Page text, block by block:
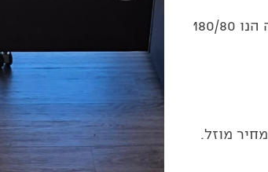
המחיר מתייחס למידה של עד 200/160 כאשר משטח העבודה הנו 180/80
מוזל.
הקודם